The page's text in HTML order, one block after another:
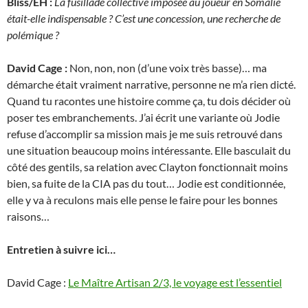
était-elle indispensable ? C’est une concession, une recherche de
polémique ?
David Cage : Non, non, non (d’une voix très basse)… ma
démarche était vraiment narrative, personne ne m’a rien dicté.
Quand tu racontes une histoire comme ça, tu dois décider où
poser tes embranchements. J’ai écrit une variante où Jodie
refuse d’accomplir sa mission mais je me suis retrouvé dans
une situation beaucoup moins intéressante. Elle basculait du
côté des gentils, sa relation avec Clayton fonctionnait moins
bien, sa fuite de la CIA pas du tout… Jodie est conditionnée,
elle y va à reculons mais elle pense le faire pour les bonnes
raisons…
Entretien à suivre ici…
David Cage : Le Maître Artisan 2/3, le voyage est l’essentiel